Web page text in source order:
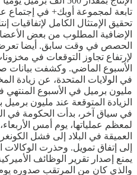
تابعة لمجموعة أوبك+ في إجتماع
تحقيق الإمتثال الكامل لإتفاقيات
الإضافية المطلوب من بعض
الحصص في وقت سابق. أيضا
لإرتفاع تجاوز التوقعات في
الأسبوع الماضي. وكشفت بيانات
الزيادة المتوقعة عند مليون
في سياق آخر، بدأت الحكومة في
لمعظم عملياتها، يوم أمس
العميقة في البلاد إلى فشل
إلى إتفاق تمويل. وحذرت الوكالات
يمنع إصدار تقرير الوظائف
والذي كان من المرتقب صدوره